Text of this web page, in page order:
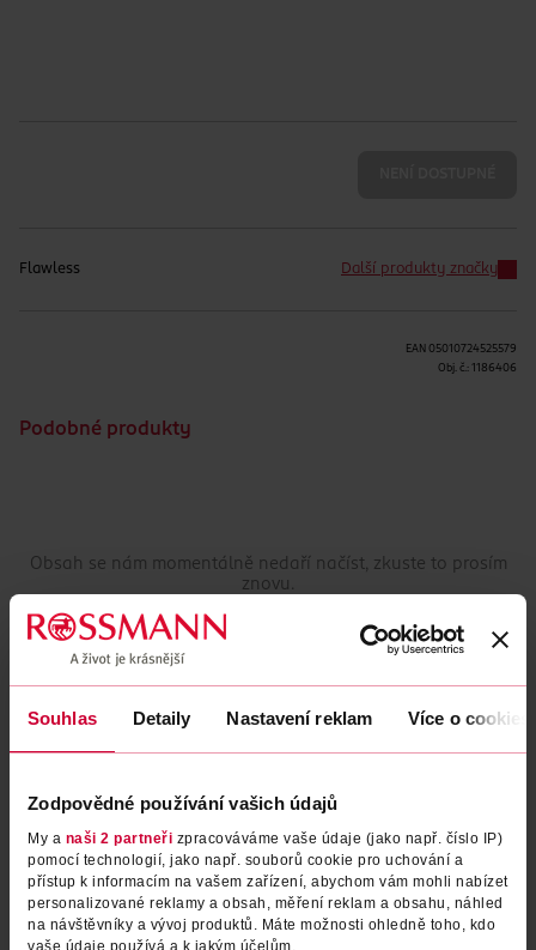
Souhlas Detaily Nastavení reklam Více o cookies
Zodpovědné používání vašich údajů
My a naši 2 partneři zpracováváme vaše údaje (jako např. číslo IP)
pomocí technologií, jako např. souborů cookie pro uchování a
přístup k informacím na vašem zařízení, abychom vám mohli nabízet
personalizované reklamy a obsah, měření reklam a obsahu, náhled
na návštěvníky a vývoj produktů. Máte možnosti ohledně toho, kdo
vaše údaje používá a k jakým účelům.
Flawless Další produkty značky
EAN 05010724525579
Obj. č.: 1186406
Podobné produkty
Obsah se nám momentálně nedaří načíst, zkuste to prosím
znovu.